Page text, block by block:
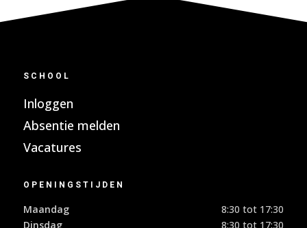
SCHOOL
Inloggen
Absentie melden
Vacatures
OPENINGSTIJDEN
Maandag
8:30 tot 17:30
Dinsdag
8:30 tot 17:30